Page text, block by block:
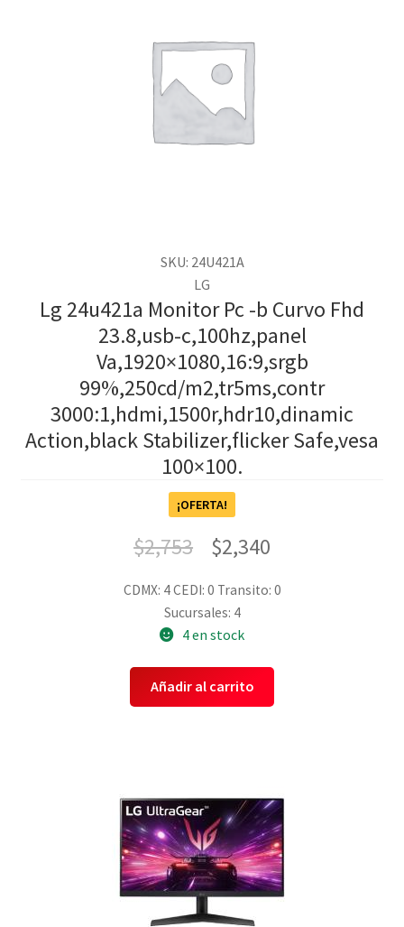
SKU: 24U421A
LG
Lg 24u421a Monitor Pc -b Curvo Fhd
23.8,usb-c,100hz,panel
Va,1920×1080,16:9,srgb
99%,250cd/m2,tr5ms,contr
3000:1,hdmi,1500r,hdr10,dinamic
Action,black Stabilizer,flicker Safe,vesa
100×100.
¡OFERTA!
$2,753 $2,340
CDMX: 4CEDI: 0 Transito: 0
Sucursales: 4
4 en stock
Añadir al carrito